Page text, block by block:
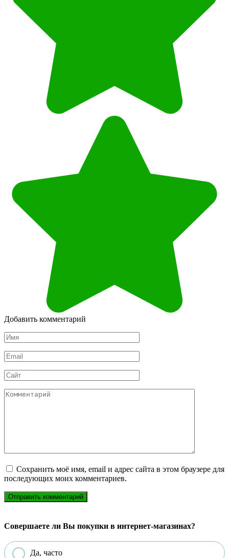
Добавить комментарий
Имя
*
Email
*
Сайт
Комментарий
Сохранить моё имя, email и адрес сайта в этом браузере для
последующих моих комментариев.
Совершаете ли Вы покупки в интернет-магазинах?
Да, часто